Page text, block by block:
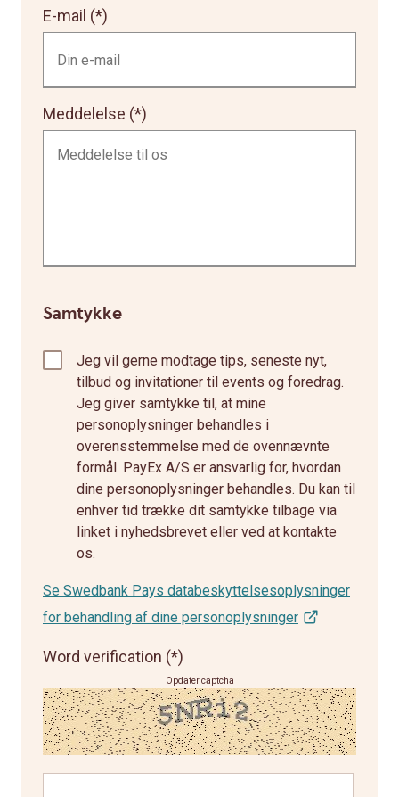
E-mail
Meddelelse
Samtykke
Jeg vil gerne modtage tips, seneste nyt,
tilbud og invitationer til events og foredrag.
Jeg giver samtykke til, at mine
personoplysninger behandles i
overensstemmelse med de ovennævnte
formål. PayEx A/S er ansvarlig for, hvordan
dine personoplysninger behandles. Du kan til
enhver tid trække dit samtykke tilbage via
linket i nyhedsbrevet eller ved at kontakte
os.
Se Swedbank Pays databeskyttelsesoplysninger
for behandling af dine personoplysninger
Word verification
Opdater captcha